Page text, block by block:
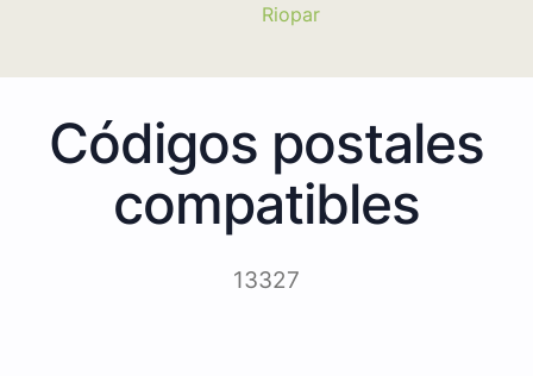
Riopar
Códigos postales
compatibles
13327